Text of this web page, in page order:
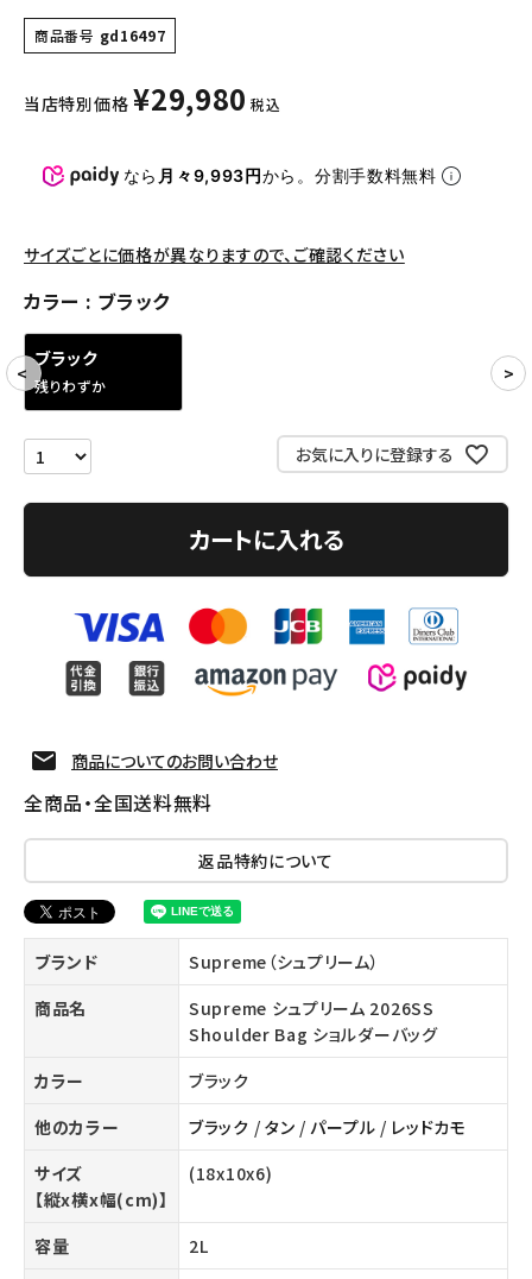
その他バッグ類
スニーカー・ブーツ
COLLABORATION BRAND
SEASON
CONTENTS
ACCOUNT MENU
ようこそ ゲスト 様
person
Follow us
商品番号 gd16497
当店特別価格 ¥29,980 税込
なら 月々9,993円から。分割手数料無料
サイズごとに価格が異なりますので、ご確認ください
カラー ブラック
ブラック
残りわずか
お気に入りに登録する
カートに入れる
商品についてのお問い合わせ
全商品・全国送料無料
返品特約について
ブランド
Supreme（シュプリーム）
商品名
Supreme シュプリーム 2026SS
Shoulder Bag ショルダーバッグ
カラー
ブラック
他のカラー
ブラック / タン /パープル / レッドカモ
サイズ
【縦x横x幅(cm)】
(18x10x6)
容量
2L